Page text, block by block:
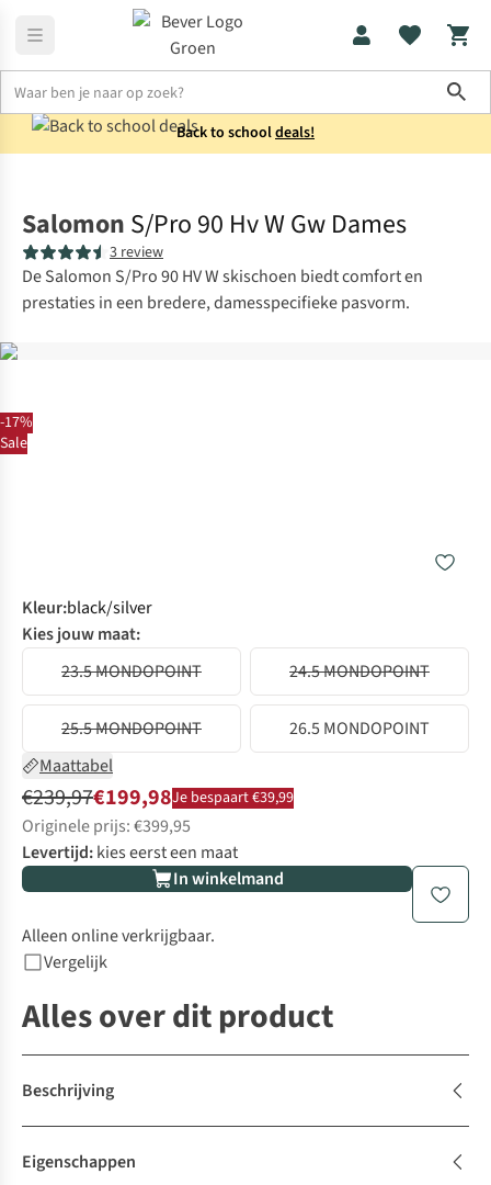
Back to schooldeals!
-17%
Sale
Salomon S/Pro 90 Hv W Gw Dames
3 review
De Salomon S/Pro 90 HV W skischoen biedt comfort en
prestaties in een bredere, damesspecifieke pasvorm.
Kleur:black/silver
Kies jouw maat:
23.5 MONDOPOINT
24.5 MONDOPOINT
25.5 MONDOPOINT
26.5 MONDOPOINT
Maattabel
€239,97€199,98Je bespaart €39,99
Originele prijs: €399,95
Levertijd:kies eerst een maat
In winkelmand
Alleen online verkrijgbaar.
Vergelijk
Alles over dit product
Beschrijving
Eigenschappen